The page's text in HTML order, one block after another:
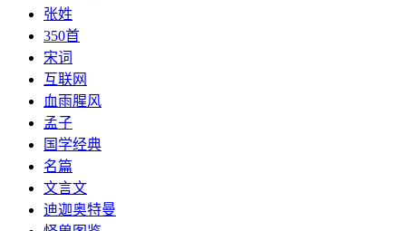
张姓
350首
宋词
互联网
血雨腥风
孟子
国学经典
名篇
文言文
迪迦奥特曼